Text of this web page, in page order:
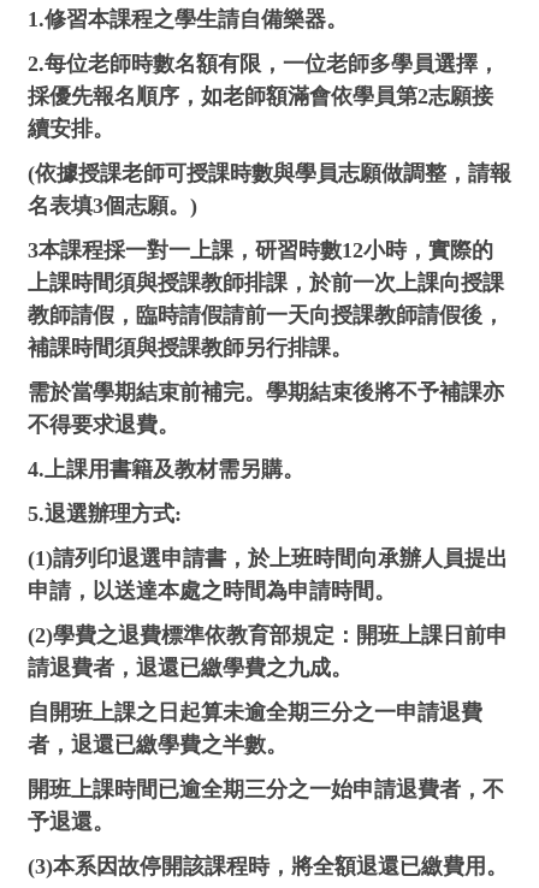
1.修習本課程之學生請自備樂器。
2.每位老師時數名額有限，一位老師多學員選擇，
採優先報名順序 ，如老師額滿會依學員第2志願接
續安排。
(依據授課老師可授課時數與學員志願做調整，請報
名表填3個志願。)
3本課程採一對一上課，研習時數12小時，實際的
上課時間須與授課教師排課，於前一次上課向授課
教師請假，臨時請假請前一天向授課教師請假後，
補課時間須與授課教師另行排課。
需於當學期結束前補完。學期結束後將不予補課亦
不得要求退費。
4.上課用書籍及教材需另購。
5.退選辦理方式:
(1)請列印退選申請書，於上班時間向承辦人員提出
申請，以送達本處之時間為申請時間。
(2)學費之退費標準依教育部規定：開班上課日前申
請退費者，退還已繳學費之九成。
自開班上課之日起算未逾全期三分之一申請退費
者，退還已繳學費之半數。
開班上課時間已逾全期三分之一始申請退費者，不
予退還。
(3)本系因故停開該課程時，將全額退還已繳費用。